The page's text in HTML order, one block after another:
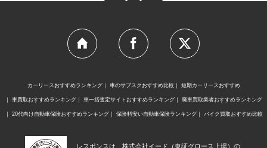
カーリースおすすめランキング 車のサブスクおすすめ比較 短期カーリースおすすめ
車買取おすすめランキング 車一括査定サイトおすすめランキング 廃車買取業者おすすめランキング
20代向け自動車保険おすすめランキング 保険料安い自動車保険ランキング バイク買取おすすめ比較
レスポンスは、株式会社イード（東証グロース上場）の